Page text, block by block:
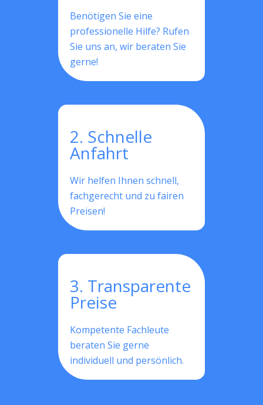
Benötigen Sie eine
professionelle Hilfe? Rufen
Sie uns an, wir beraten Sie
gerne!
2. Schnelle
Anfahrt
Wir helfen Ihnen schnell,
fachgerecht und zu fairen
Preisen!
3. Transparente
Preise
Kompetente Fachleute
beraten Sie gerne
individuell und persönlich.